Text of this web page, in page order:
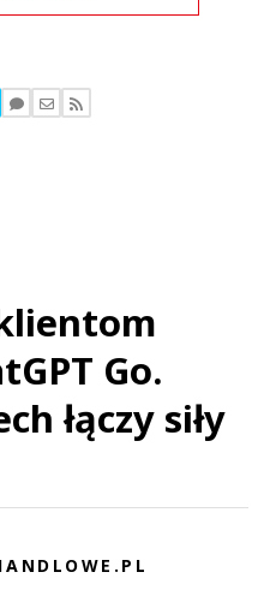
komentarzy
komentarze
Go.
łączy siły